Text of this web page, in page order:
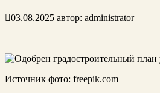
03.08.2025 автор: administrator
Источник фото: freepik.com